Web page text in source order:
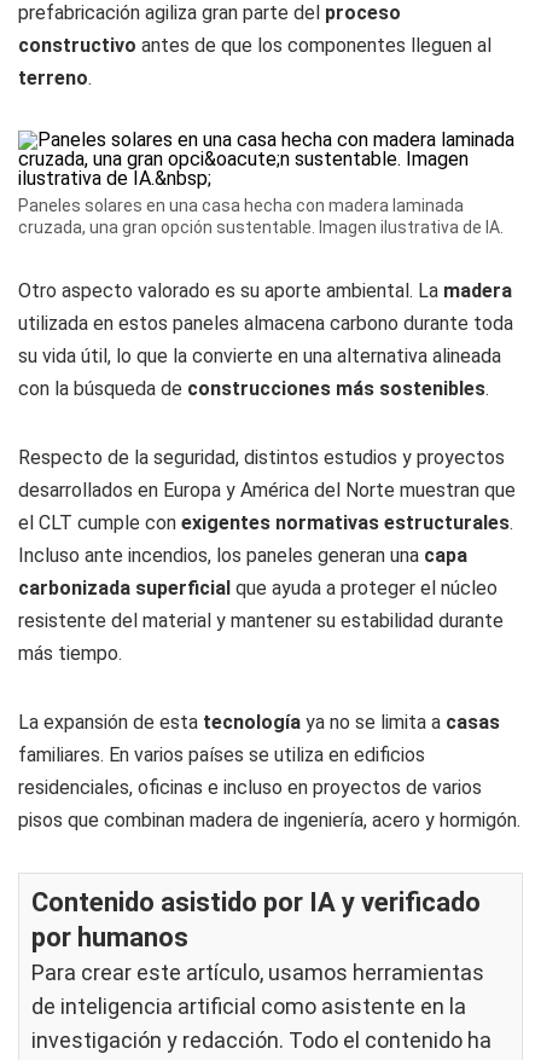
prefabricación agiliza gran parte del proceso
constructivo antes de que los componentes lleguen al
terreno.
Paneles solares en una casa hecha con madera laminada
cruzada, una gran opción sustentable. Imagen ilustrativa de IA.
Otro aspecto valorado es su aporte ambiental. La madera
utilizada en estos paneles almacena carbono durante toda
su vida útil, lo que la convierte en una alternativa alineada
con la búsqueda de construcciones más sostenibles.
Respecto de la seguridad, distintos estudios y proyectos
desarrollados en Europa y América del Norte muestran que
el CLT cumple con exigentes normativas estructurales.
Incluso ante incendios, los paneles generan una capa
carbonizada superficial que ayuda a proteger el núcleo
resistente del material y mantener su estabilidad durante
más tiempo.
La expansión de esta tecnología ya no se limita a casas
familiares. En varios países se utiliza en edificios
residenciales, oficinas e incluso en proyectos de varios
pisos que combinan madera de ingeniería, acero y hormigón.
Contenido asistido por IA y verificado
por humanos
Para crear este artículo, usamos herramientas
de inteligencia artificial como asistente en la
investigación y redacción. Todo el contenido ha